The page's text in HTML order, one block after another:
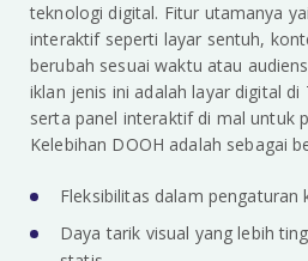
teknologi digital. Fitur utamanya
interaktif seperti layar sentuh,
berubah sesuai waktu atau
iklan jenis ini adalah layar digital di
serta panel interaktif di mal untuk
Kelebihan DOOH adalah sebagai
Fleksibilitas dalam pengaturan
Daya tarik visual yang lebih